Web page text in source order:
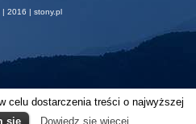
| 2016 | stony.pl
celu dostarczenia treści o najwyższej
się Dowiedz się wiecej